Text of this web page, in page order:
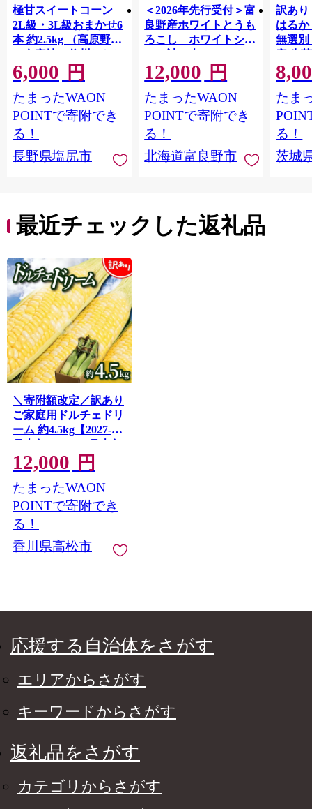
極甘スイートコーン
2L級・3L級おまかせ6
本 約2.5kg （高原野菜
の名産地 信州しおじ
り洗馬産）【8月10日
～15日頃に出荷予定※
不在日対応不可※】|
野菜 とうもろこし ト
ウモロコシ スイート
コーン イエロー種 洗
馬 朝採り 長野県 塩尻
6,000 円
たまったWAON
POINTで寄附でき
る！
長野県塩尻市
＜2026年先行受付＞富
良野産ホワイトとうも
ろこし ホワイトショ
コラ計10本
【1678459】
12,000 円
たまったWAON
POINTで寄附でき
る！
北海道富良野市
訳あり
はるか
無選別
産 生
つま
も 芋
規格
つ デ
直送
年10
】
たま
る！
茨城
最近チェックした返礼品
＼寄附額改定／訳あり
ご家庭用ドルチェドリ
ーム 約4.5kg【2027-6
月上旬～2027-7月上旬
配送】
12,000 円
たまったWAON
POINTで寄附でき
る！
香川県高松市
応援する自治体をさがす
エリアからさがす
キーワードからさがす
返礼品をさがす
カテゴリからさがす